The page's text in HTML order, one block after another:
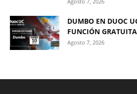
DUMBO EN DUOC
FUNCIÓN
Agosto 7, 2026